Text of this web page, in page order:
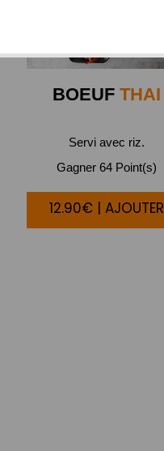
BOEUFTHAI
Servi avec riz.
Gagner 64 Point(s)
12.90€ | AJOUTER